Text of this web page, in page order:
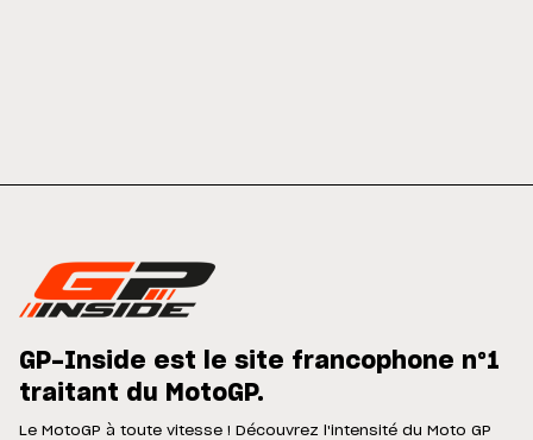
GP-Inside est le site francophone n°1
traitant du MotoGP.
Le MotoGP à toute vitesse ! Découvrez l'intensité du Moto GP